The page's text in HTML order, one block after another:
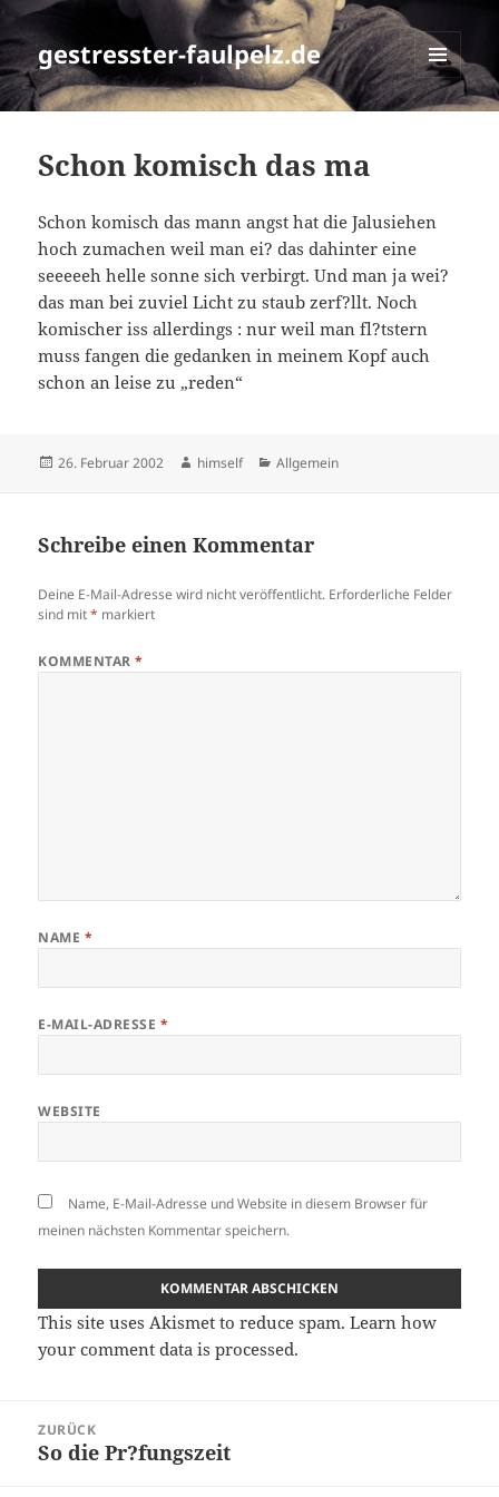
gestresster-faulpelz.de
MENÜ
UND
Schon komisch das ma
Schon komisch das mann angst hat die Jalusiehen
hoch zumachen weil man ei? das dahinter eine
seeeeeh helle sonne sich verbirgt. Und man ja wei?
das man bei zuviel Licht zu staub zerf?llt. Noch
komischer iss allerdings : nur weil man fl?tstern
muss fangen die gedanken in meinem Kopf auch
schon an leise zu „reden“
Veröffentlicht
26. Februar 2002 Autor
himself Kategorien
Allgemein
Schreibe einen Kommentar
Deine E-Mail-Adresse wird nicht veröffentlicht. Erforderliche Felder
sind mit* markiert
KOMMENTAR*
NAME *
E-MAIL-ADRESSE *
WEBSITE
Name, E-Mail-Adresse und Website in diesem Browser für
meinen nächsten Kommentar speichern.
This site uses Akismet to reduce spam.Learn how
your comment data is processed.
ZURÜCK
Vorheriger
So die Pr?fungszeit